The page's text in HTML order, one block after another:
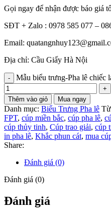
Gọi ngay để nhận được báo giá
SĐT + Zalo : 0978 585 077 –
Email:
Địa chỉ: Cầu Giấy Hà Nội
Mẫu biểu trưng-Pha lê chiếc
Thêm vào giỏ Mua ngay
Danh mục: Biểu Trưng Pha lê
FPT, cúp miền bắc, cúp pha lê,
cúp thủy tinh, Cúp trao giải, cúp
in pha lê, Khắc phun cát, mua
Share:
Đánh giá (0)
Đánh giá (0)
Đánh giá